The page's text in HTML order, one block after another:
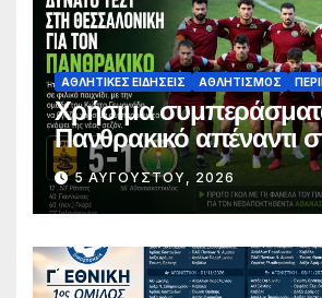
ΑΘΛΗΤΙΚΈΣ ΕΙΔΉΣΕΙΣ ΑΘΛΗΤΙΣΜΌΣ
Χρήσιμα
Πανθρακικό απέναντι
5 ΑΥΓΟΎΣΤΟΥ, 2026